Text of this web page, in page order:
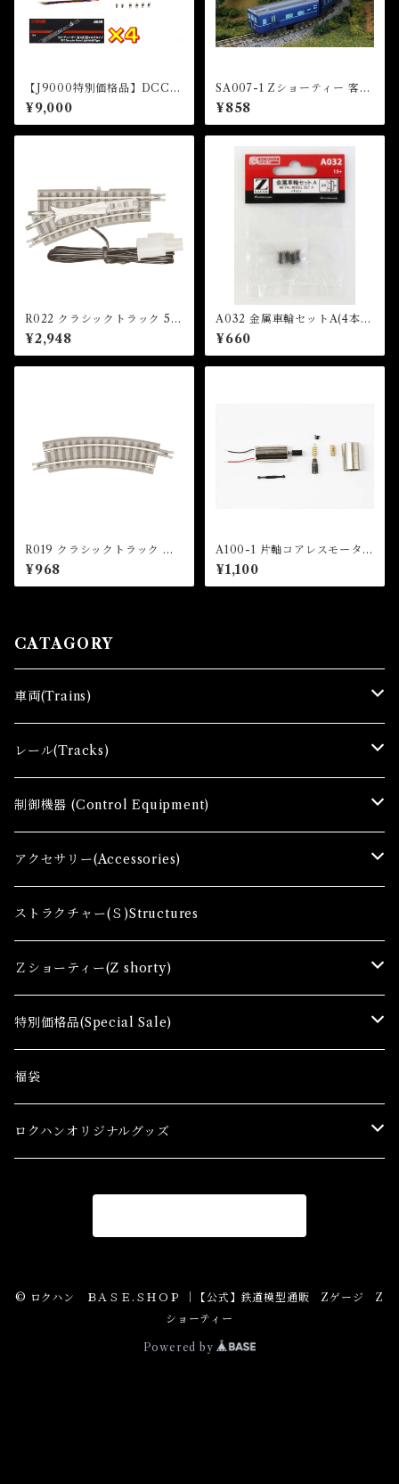
【J9000特別価格品】DCCチ
ャレンジセットB(DCC Deco
der Room Light Multi Type
4pcs set)
¥9,000
SA007-1 Zショーティー 客車
(ブルー) ラベルタイプ (Z Sho
rty Passenger Car (Blue) L
abel Type)
¥858
R022 クラシックトラック 55
mm 電動ポイントレール 左分
岐 (CLASSIC TRACK 55m
m Remote turnout (Left ha
¥2,948
A032 金属車輪セットA(4本
入) (METAL WHEEL SET A
x 4 pcs)
¥660
R019 クラシックトラック 曲
線レール R127-26°(2本入) (C
LASSIC TRACK Curved Tr
ack R127mm 26 ° x 2 pcs)
¥968
A100-1 片軸コアレスモーター
(Single Shaft Coreless Mot
or)
¥1,100
CATAGORY
車両(Trains)
Ｚゲージ車両(Ｔ) Zgauge Trains
Ｚゲージスターターセット(G) Z Starter sets
Zゲージファーストセット(E) Z First Sets
レール(Tracks)
レール(R)Tracks
レールセット(R) Track Sets
レール関連商品(Track related goods)
制御機器 (Control Equipment)
制御機器（Ｃ＆ＲＣ）Control Equipment
制御機器（Ａ）Control Accessory
アクセサリー(Accessories)
アクセサリー(A) Accessories
コンテナ(Ａ) Container Cargo
ストラクチャー(Ｓ)Structures
Ｚショーティー(Z shorty)
車両（ST）Z Shorty Trains
アクセサリー&ストラクチャー(SA&SS) ACC&STL
スターターセット(SG) Starter Sets
特別価格品(Special Sale)
Ｚゲージ車両(特別価格) Trains
在宅支援キャンペーン
Ｚゲージアクセサリー(特別価格) Accessory
Ｚゲージレール(特別価格) Truck
Zゲージパーツ(特別価格) Parts
福袋
ロクハンオリジナルグッズ
© ロクハン ＢＡＳＥ.ＳＨＯＰ ｜【公式】鉄道模型通販 Zゲージ Z
ショーティー
Powered by